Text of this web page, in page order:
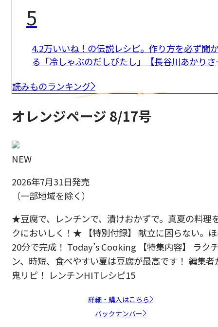
5
4.2万いいね！の伝説レシピ。作り方を必ず聞
る「冷しゃぶのだしびたし」【長谷川あかりさ
読みものランキング
オレンジページ 8/17号
NEW
2026年7月31日発売
（一部地域を除く）
★豆腐で、レンチンで、漬けおかずで。真夏の料理
クにおいしく！★ 【特別付録】 献立に困らない。
20分で完成！ Today’s Cooking 【特集内容】 ラク
ン、時短、食べやすい夏は豆腐が最高です！ 編集者
鬼リピ！ レンチンHITレシピ15
詳細・購入はこちら
バックナンバー